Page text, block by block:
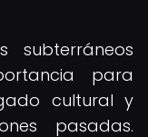
subterráneos
para
cultural y
pasadas.